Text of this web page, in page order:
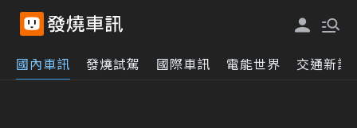
國內車訊 發燒試駕 國際車訊 電能世界 交通新訊